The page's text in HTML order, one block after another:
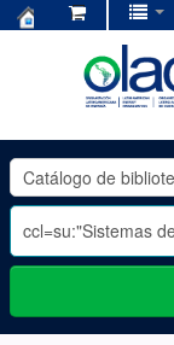
OLADE
-